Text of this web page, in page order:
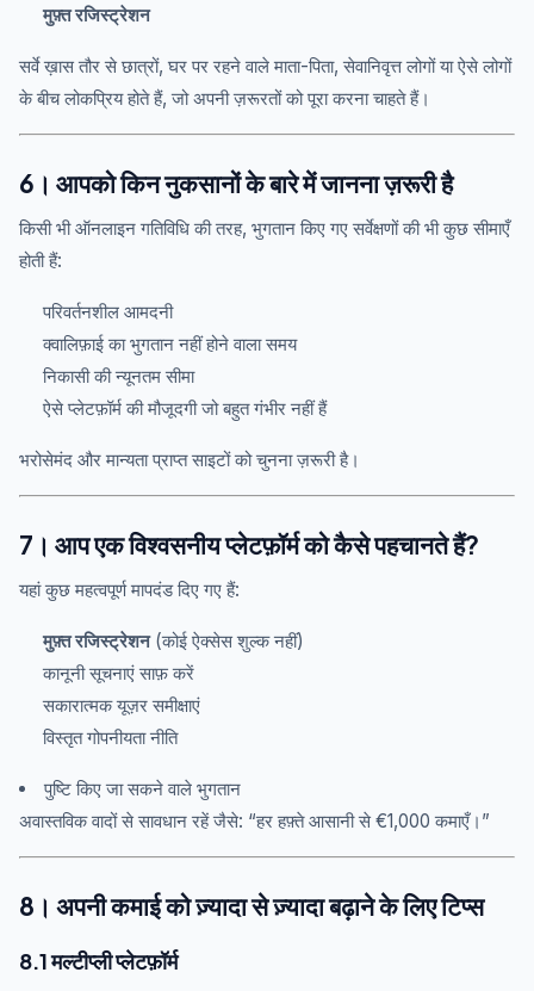
मुफ़्त रजिस्ट्रेशन
सर्वे ख़ास तौर से छात्रों, घर पर रहने वाले माता-पिता, सेवानिवृत्त लोगों या ऐसे लोगों
के बीच लोकप्रिय होते हैं, जो अपनी ज़रूरतों को पूरा करना चाहते हैं।
6। आपको किन नुकसानों के बारे में जानना ज़रूरी है
किसी भी ऑनलाइन गतिविधि की तरह, भुगतान किए गए सर्वेक्षणों की भी कुछ सीमाएँ
होती हैं:
परिवर्तनशील आमदनी
क्वालिफ़ाई का भुगतान नहीं होने वाला समय
निकासी की न्यूनतम सीमा
ऐसे प्लेटफ़ॉर्म की मौजूदगी जो बहुत गंभीर नहीं हैं
भरोसेमंद और मान्यता प्राप्त साइटों को चुनना ज़रूरी है।
7। आप एक विश्वसनीय प्लेटफ़ॉर्म को कैसे पहचानते हैं?
यहां कुछ महत्वपूर्ण मापदंड दिए गए हैं:
मुफ़्त रजिस्ट्रेशन(कोई ऐक्सेस शुल्क नहीं)
कानूनी सूचनाएं साफ़ करें
सकारात्मक यूज़र समीक्षाएं
विस्तृत गोपनीयता नीति
पुष्टि किए जा सकने वाले भुगतान
अवास्तविक वादों से सावधान रहें जैसे: “हर हफ़्ते आसानी से €1,000 कमाएँ।”
8। अपनी कमाई को ज़्यादा से ज़्यादा बढ़ाने के लिए टिप्स
8.1 मल्टीप्ली प्लेटफ़ॉर्म